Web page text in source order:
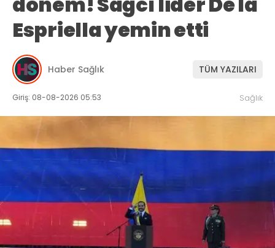
Espriella yemin etti
Haber Sağlık TÜM YAZILARI
Giriş: 08-08-2026 05:53 Sağlık